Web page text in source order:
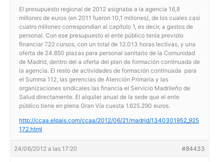
El presupuesto regional de 2012 asignaba a la agencia 16,8
millones de euros (en 2011 fueron 10,1 millones), de los cuales casi
cuatro millones correspondían al capítulo 1, es decir, a gastos de
personal. Con ese presupuesto el ente público tenía previsto
financiar 722 cursos, con un total de 12.013 horas lectivas, y una
oferta de 24.850 plazas para personal sanitario de la Comunidad
de Madrid, dentro del a oferta del plan de formación continuada de
la agencia. El resto de actividades de formación continuada para
el Summa 112, las gerencias de Atención Primaria y las
organizaciones sindicales las financia el Servicio Madrileño de
Salud directamente. El alquiler anual de la sede que el ente
público tiene en plena Gran Vía cuesta 1.625.290 euros.
http://ccaa.elpais.com/ccaa/2012/06/21/madrid/1340301952_925
172.html
24/06/2012 a las 17:20 #84433